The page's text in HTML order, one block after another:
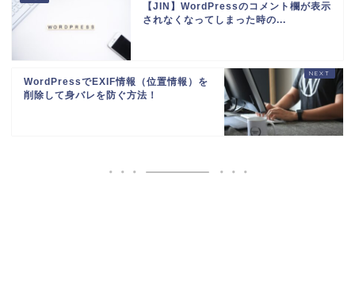
【JIN】WordPressのコメント欄が表示
されなくなってしまった時の...
WordPressでEXIF情報（位置情報）を
削除して身バレを防ぐ方法！